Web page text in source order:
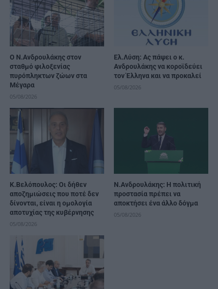
Ο Ν.Ανδρουλάκης στον
σταθμό φιλοξενίας
πυρόπληκτων ζώων στα
Μέγαρα
05/08/2026
Ελ.Λύση: Ας πάψει ο κ.
Ανδρουλάκης να κοροϊδεύει
τον Έλληνα και να προκαλεί
05/08/2026
Κ.Βελόπουλος: Οι δήθεν
αποζημιώσεις που ποτέ δεν
δίνονται, είναι η ομολογία
αποτυχίας της κυβέρνησης
05/08/2026
Ν.Ανδρουλάκης: Η πολιτική
προστασία πρέπει να
αποκτήσει ένα άλλο δόγμα
05/08/2026